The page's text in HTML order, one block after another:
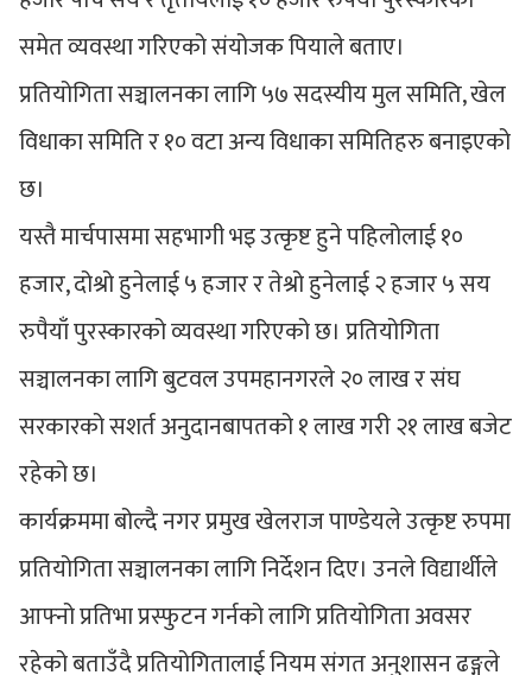
समेत व्यवस्था गरिएको संयोजक पियाले बताए।
प्रतियोगिता सञ्चालनका लागि ५७ सदस्यीय मुल समिति, खेल
विधाका समिति र १० वटा अन्य विधाका समितिहरु बनाइएको
छ।
यस्तै मार्चपासमा सहभागी भइ उत्कृष्ट हुने पहिलोलाई १०
हजार, दोश्रो हुनेलाई ५ हजार र तेश्रो हुनेलाई २ हजार ५ सय
रुपैयाँ पुरस्कारको व्यवस्था गरिएको छ। प्रतियोगिता
सञ्चालनका लागि बुटवल उपमहानगरले २० लाख र संघ
सरकारको सशर्त अनुदानबापतको १ लाख गरी २१ लाख बजेट
रहेको छ।
कार्यक्रममा बोल्दै नगर प्रमुख खेलराज पाण्डेयले उत्कृष्ट रुपमा
प्रतियोगिता सञ्चालनका लागि निर्देशन दिए। उनले विद्यार्थीले
आफ्नो प्रतिभा प्रस्फुटन गर्नको लागि प्रतियोगिता अवसर
रहेको बताउँदै प्रतियोगितालाई नियम संगत अनुशासन ढङ्गले